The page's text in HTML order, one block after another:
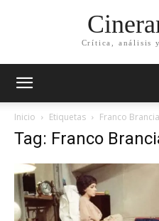
Crítica, análisis
Inicio Etiquetas Franco
Tag: Franco